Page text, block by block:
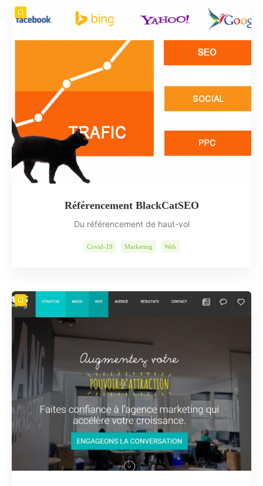
Référencement BlackCatSEO
Du référencement de haut-vol
Covid-19 Marketing Web